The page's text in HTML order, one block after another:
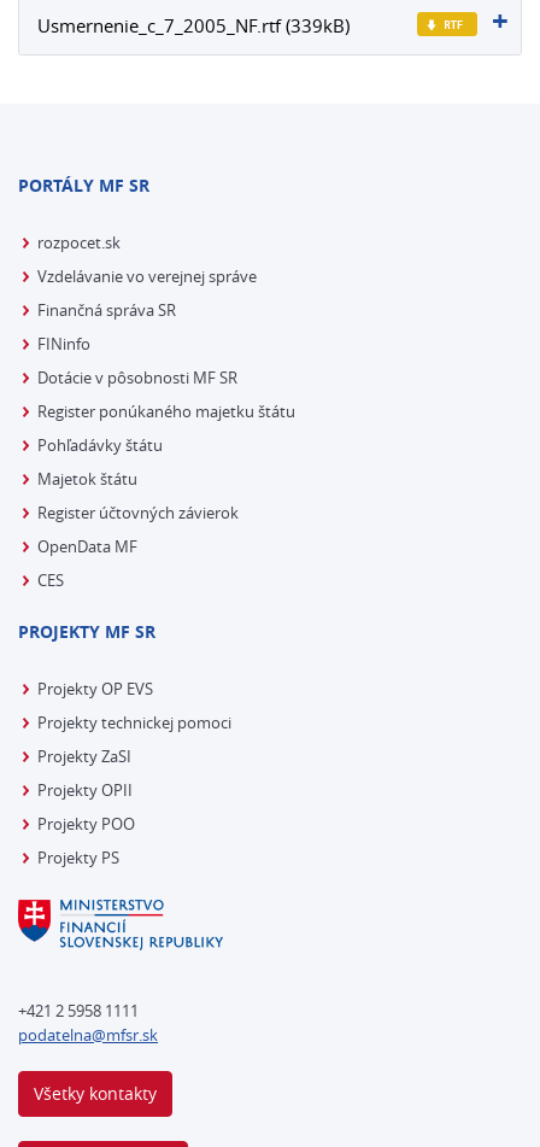
Usmernenie_c_7_2005_NF.rtf (339kB)
PORTÁLY MF SR
rozpocet.sk
Vzdelávanie vo verejnej správe
Finančná správa SR
FINinfo
Dotácie v pôsobnosti MF SR
Register ponúkaného majetku štátu
Pohľadávky štátu
Majetok štátu
Register účtovných závierok
OpenData MF
CES
PROJEKTY MF SR
Projekty OP EVS
Projekty technickej pomoci
Projekty ZaSI
Projekty OPII
Projekty POO
Projekty PS
+421 2 5958 1111
podatelna@mfsr.sk
Všetky kontakty